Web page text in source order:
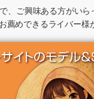
催（缶バッジ制作・
、ご興味ある方がい
薦めできるライバー